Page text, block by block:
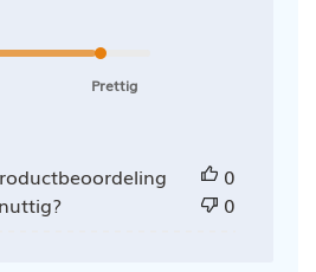
Prettig
nuttig?
0
0